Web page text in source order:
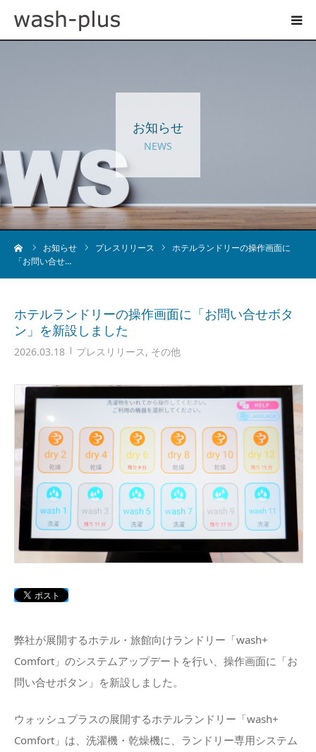
お知らせ
NEWS
お知らせ プレスリリース
ホテルランドリーの操作画面に
「お問い合せ…
ホテルランドリーの操作画面に「お問い合せボタ
ン」を新設しました
2026.03.18 プレスリリース, その他
弊社が展開するホテル・旅館向けランドリー「wash+
Comfort」のシステムアップデートを行い、操作画面に「お
問い合せボタン」を新設しました。
ウォッシュプラスの展開するホテルランドリー「wash+
Comfort」は、洗濯機・乾燥機に、ランドリー専用システム
お知らせ
採用情報
お問い合わせ